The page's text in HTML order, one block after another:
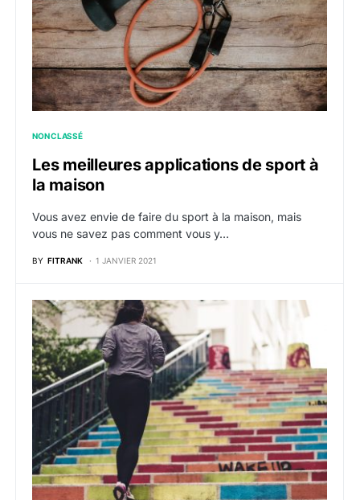
NON CLASSÉ
Les meilleures applications de sport à
la maison
Vous avez envie de faire du sport à la maison, mais
vous ne savez pas comment vous y…
BY FITRANK 1 JANVIER 2021